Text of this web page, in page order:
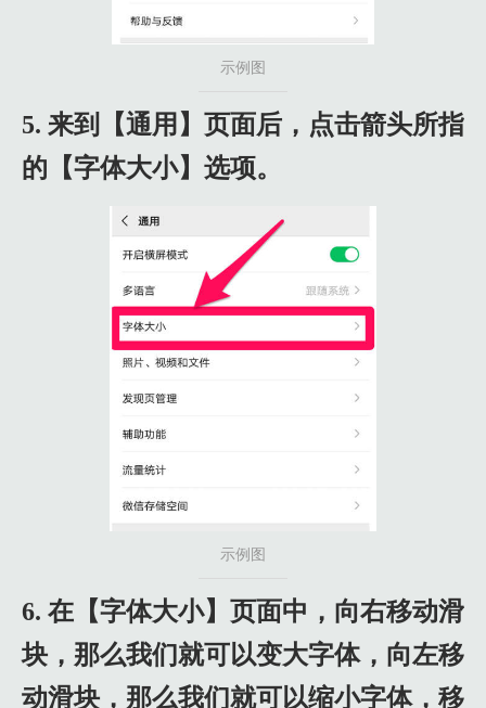
示例图
5. 来到【通用】页面后，点击箭头所指
的【字体大小】选项。
示例图
6. 在【字体大小】页面中，向右移动滑
块，那么我们就可以变大字体，向左移
动滑块，那么我们就可以缩小字体，移